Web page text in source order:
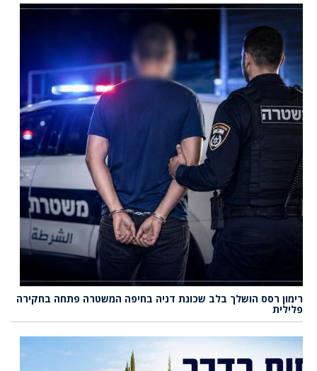
רימון רסס הושלך בלב שכונת דניה בחיפה המשטרה פתחה בחקירה
פלילית